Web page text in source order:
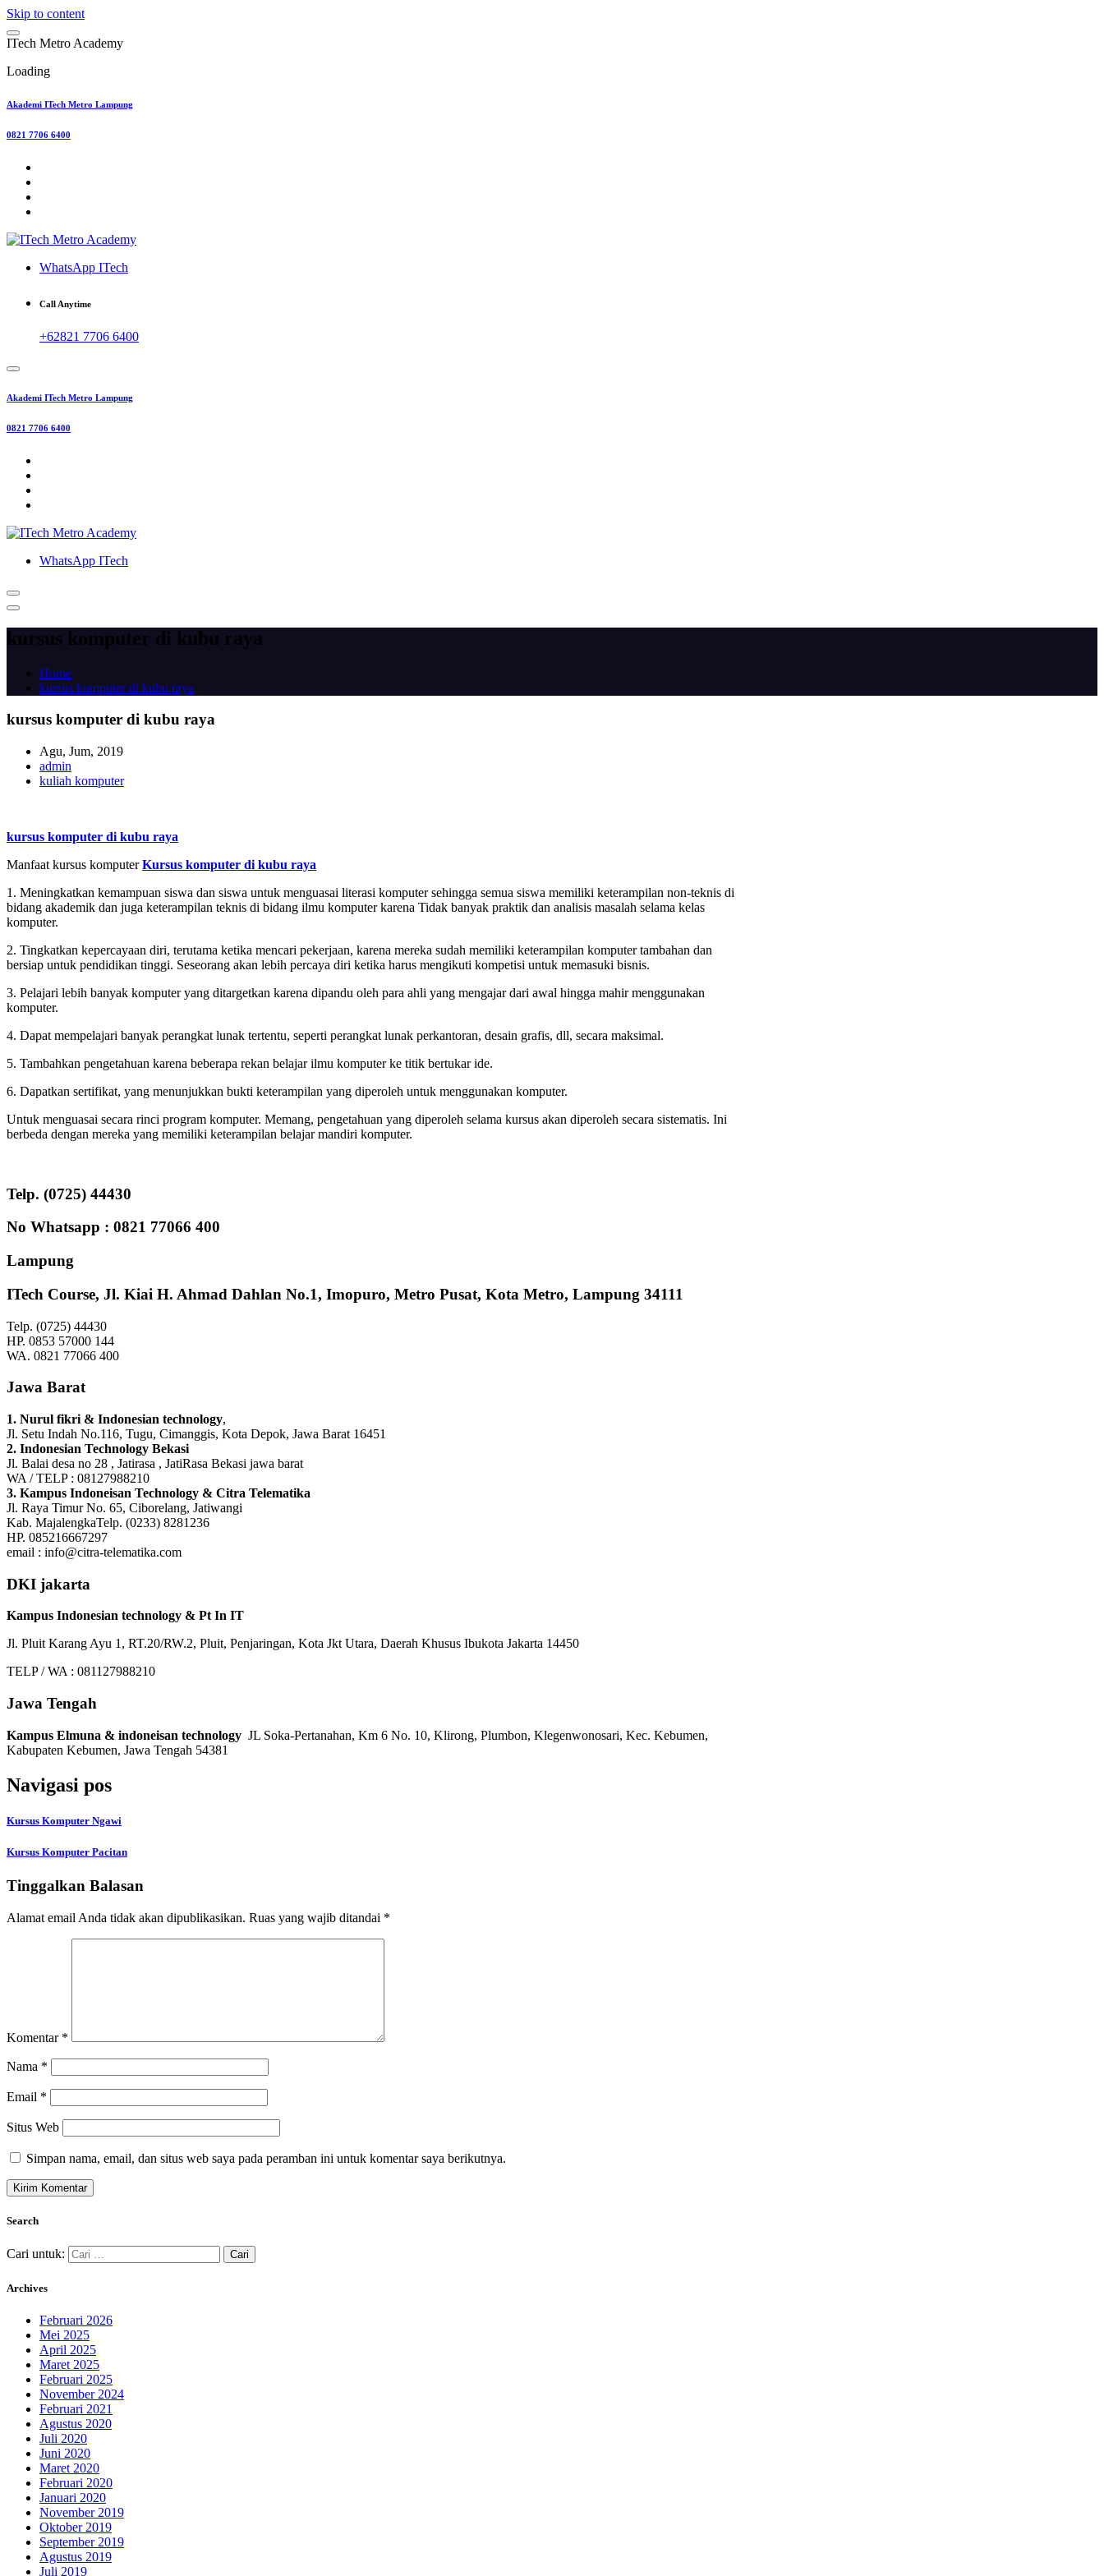
Skip to content
ITech Metro Academy
Loading
Akademi ITech Metro Lampung
0821 7706 6400
WhatsApp ITech
Call Anytime
+62821 7706 6400
Akademi ITech Metro Lampung
0821 7706 6400
WhatsApp ITech
kursus komputer di kubu raya
Home
kursus komputer di kubu raya
kursus komputer di kubu raya
Agu, Jum, 2019
admin
kuliah komputer
kursus komputer di kubu raya
Manfaat kursus komputerKursus komputer di kubu raya
1. Meningkatkan kemampuan siswa dan siswa untuk menguasai literasi komputer sehingga semua siswa memiliki keterampilan non-teknis di
bidang akademik dan juga keterampilan teknis di bidang ilmu komputer karena Tidak banyak praktik dan analisis masalah selama kelas
komputer.
2. Tingkatkan kepercayaan diri, terutama ketika mencari pekerjaan, karena mereka sudah memiliki keterampilan komputer tambahan dan
bersiap untuk pendidikan tinggi. Seseorang akan lebih percaya diri ketika harus mengikuti kompetisi untuk memasuki bisnis.
3. Pelajari lebih banyak komputer yang ditargetkan karena dipandu oleh para ahli yang mengajar dari awal hingga mahir menggunakan
komputer.
4. Dapat mempelajari banyak perangkat lunak tertentu, seperti perangkat lunak perkantoran, desain grafis, dll, secara maksimal.
5. Tambahkan pengetahuan karena beberapa rekan belajar ilmu komputer ke titik bertukar ide.
6. Dapatkan sertifikat, yang menunjukkan bukti keterampilan yang diperoleh untuk menggunakan komputer.
Untuk menguasai secara rinci program komputer. Memang, pengetahuan yang diperoleh selama kursus akan diperoleh secara sistematis. Ini
berbeda dengan mereka yang memiliki keterampilan belajar mandiri komputer.
Telp. (0725) 44430
No Whatsapp : 0821 77066 400
Lampung
ITech Course, Jl. Kiai H. Ahmad Dahlan No.1, Imopuro, Metro Pusat, Kota Metro, Lampung 34111
Telp. (0725) 44430
HP. 0853 57000 144
WA. 0821 77066 400
Jawa Barat
1. Nurul fikri & Indonesian technology,
Jl. Setu Indah No.116, Tugu, Cimanggis, Kota Depok, Jawa Barat 16451
2. Indonesian Technology Bekasi
Jl. Balai desa no 28 , Jatirasa , JatiRasa Bekasi jawa barat
WA / TELP : 08127988210
3. Kampus Indoneisan Technology & Citra Telematika
Jl. Raya Timur No. 65, Ciborelang, Jatiwangi
Kab. MajalengkaTelp. (0233) 8281236
HP. 085216667297
email : info@citra-telematika.com
DKI jakarta
Kampus Indonesian technology & Pt In IT
Jl. Pluit Karang Ayu 1, RT.20/RW.2, Pluit, Penjaringan, Kota Jkt Utara, Daerah Khusus Ibukota Jakarta 14450
TELP / WA : 081127988210
Jawa Tengah
Kampus Elmuna & indoneisan technology JL Soka-Pertanahan, Km 6 No. 10, Klirong, Plumbon, Klegenwonosari, Kec. Kebumen,
Kabupaten Kebumen, Jawa Tengah 54381
Navigasi pos
Kursus Komputer Ngawi
Kursus Komputer Pacitan
Tinggalkan Balasan
Alamat email Anda tidak akan dipublikasikan. Ruas yang wajib ditandai *
Komentar *
Nama *
Email *
Situs Web
Simpan nama, email, dan situs web saya pada peramban ini untuk komentar saya berikutnya.
Search
Cari untuk:
Archives
Februari 2026
Mei 2025
April 2025
Maret 2025
Februari 2025
November 2024
Februari 2021
Agustus 2020
Juli 2020
Juni 2020
Maret 2020
Februari 2020
Januari 2020
November 2019
Oktober 2019
September 2019
Agustus 2019
Juli 2019